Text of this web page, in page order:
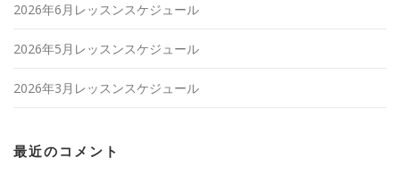
2026年6月レッスンスケジュール
2026年5月レッスンスケジュール
2026年3月レッスンスケジュール
最近のコメント